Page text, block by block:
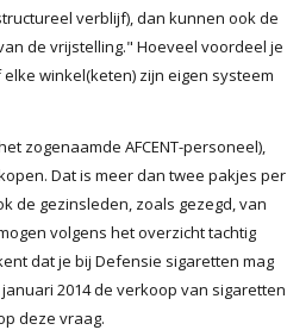
verblijf), dan kunnen ook de
de vrijstelling." Hoeveel voordeel je
winkel(keten) zijn eigen systeem
zogenaamde AFCENT-personeel),
Dat is meer dan twee pakjes per
de gezinsleden, zoals gezegd, van
volgens het overzicht tachtig
dat je bij Defensie sigaretten mag
2014 de verkoop van sigaretten
deze vraag.